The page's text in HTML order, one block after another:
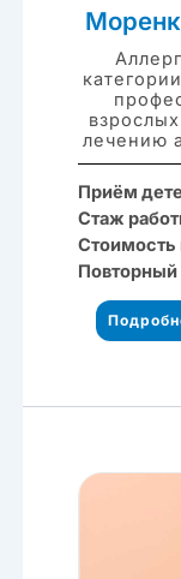
лечению
Приём
Стаж
Стоимость